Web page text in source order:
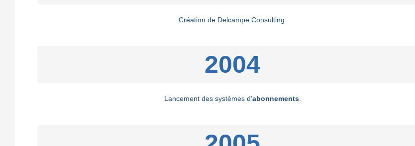
Création de Delcampe Consulting.
2004
Lancement des systèmes d’abonnements.